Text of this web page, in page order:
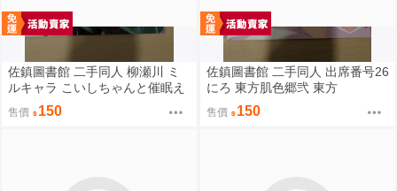
佐鎮圖書館 二手同人 柳瀬川 ミ
ルキャラ こいしちゃんと催眠え
っち 2 東方
售價 150
佐鎮圖書館 二手同人 出席番号26
にろ 東方肌色郷弐 東方
售價 150